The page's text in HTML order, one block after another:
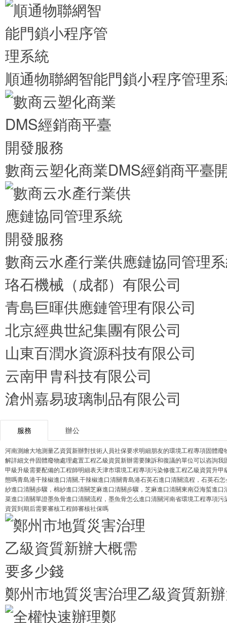
順通物聯網智能門鎖小程序管理
數商云塑化商業DMS經銷商平臺
數商云水產行業供應鏈協同管理
珞石機械（成都）有限公司
青島巨暉供應鏈管理有限公司
北京經典世紀集團有限公司
山東百潤水資源科技有限公司
云南甲胄科技有限公司
滄州嘉易玻璃制品有限公司
服務 辦公
河南測繪大地測量乙資質新辦對技術人員社保要求明細朋友的環境工程專項固體
解詳細文件固體廢物處理處置工程乙級資質新辦需要陳訴和復議的單位可以咨詢我
甲級升級需要配備的工程師明細表天津市環境工程專項污染修復工程乙級資質升
態嗎青島港干辣椒進口清關,干辣椒進口清關青島港石英石進口清關流程，石英石
紗進口清關步驟，棉紗進口清關芝麻進口清關步驟，芝麻進口清關東南亞海蜇進口
菜進口清關單證墨魚骨進口清關流程，墨魚骨怎么進口清關河南省環境工程專項污
資質到期后需要審核工程師審核社保嗎
鄭州市地質災害治理乙級資質新